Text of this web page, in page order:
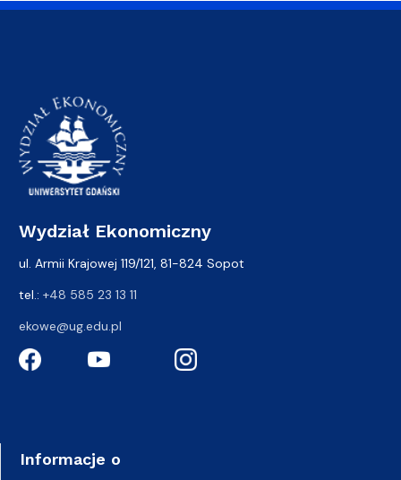
Wydział Ekonomiczny
ul. Armii Krajowej 119/121, 81-824 Sopot
tel.: +48 585 23 13 11
ekowe@ug.edu.pl
Informacje o